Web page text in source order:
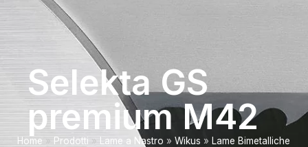
Selekta GS
premium M42
Home » Prodotti » Lame a Nastro » Wikus » Lame Bimetalliche